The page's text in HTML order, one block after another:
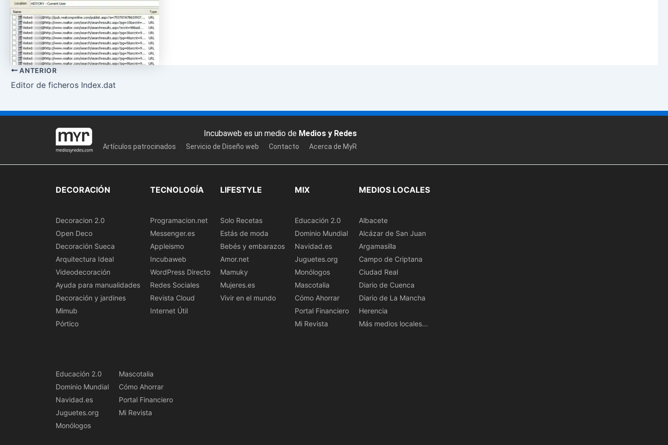
ANTERIOR
Editor de ficheros Index.dat
Incubaweb es un medio de Medios y Redes
Artículos patrocinados Servicio de Diseño web Contacto Acerca de MyR
DECORACIÓN
Decoracion 2.0
Open Deco
Decoración Sueca
Arquitectura Ideal
Videodecoración
Ayuda para manualidades
Decoración y jardines
Mimub
Pórtico
TECNOLOGÍA
Programacion.net
Messenger.es
Appleismo
Incubaweb
WordPress Directo
Redes Sociales
Revista Cloud
Internet Útil
LIFESTYLE
Solo Recetas
Estás de moda
Bebés y embarazos
Amor.net
Mamuky
Mujeres.es
Vivir en el mundo
MIX
Educación 2.0
Dominio Mundial
Navidad.es
Juguetes.org
Monólogos
Mascotalia
Cómo Ahorrar
Portal Financiero
Mi Revista
MEDIOS LOCALES
Albacete
Alcázar de San Juan
Argamasilla
Campo de Criptana
Ciudad Real
Diario de Cuenca
Diario de La Mancha
Herencia
Más medios locales...
Educación 2.0
Dominio Mundial
Navidad.es
Juguetes.org
Monólogos
Mascotalia
Cómo Ahorrar
Portal Financiero
Mi Revista